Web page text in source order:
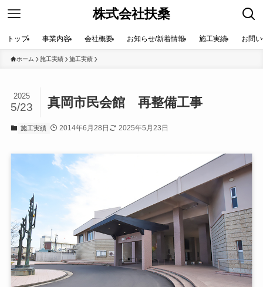
株式会社扶桑
トップ 事業内容 会社概要 お知らせ/新着情報 施工実績 お問
ホーム 施工実績 施工実績
真岡市民会館 再整備工事
2025
5/23
施工実績 2014年6月28日 2025年5月23日